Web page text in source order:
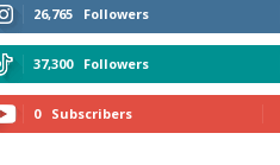
26,765 Followers
37,300 Followers
0 Subscribers